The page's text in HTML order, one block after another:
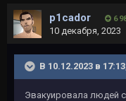
p1cador 6
10 декабря, 2023
В 10.12.2023 в
Эвакуировала людей с